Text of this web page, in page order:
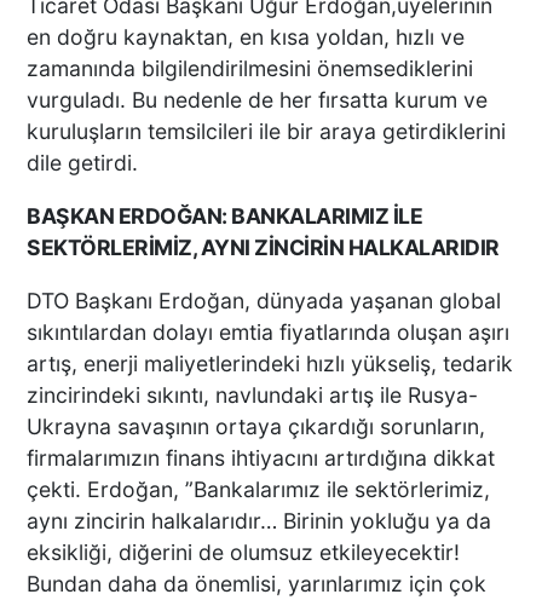
KEKİK ÜRETİCİLERİNİN
UMUDU ALTUNTAŞ
BAHARAT ŞENLİKTE DE
YANLARINDAYDI
İKİ KADINA KURŞUN
YAĞDIRAN ŞÜPHELİNİN
ÇIKTI
TÜRKİYE BU SÖZLERLE
YIKILDI: "BEBEĞİME SİPER
OLDU"
Acısı 10 Yıldır Dinmeyen
Anne: "Kızımı 'Barışacağız'
Diyerek Evden Götürdü"
Ticaret Odası Başkanı Uğur Erdoğan,üyelerinin
en doğru kaynaktan, en kısa yoldan, hızlı ve
zamanında bilgilendirilmesini önemsediklerini
vurguladı. Bu nedenle de her fırsatta kurum ve
kuruluşların temsilcileri ile bir araya getirdiklerini
dile getirdi.
BAŞKAN ERDOĞAN: BANKALARIMIZ İLE
SEKTÖRLERİMİZ, AYNI ZİNCİRİN HALKALARIDIR
DTO Başkanı Erdoğan, dünyada yaşanan global
sıkıntılardan dolayı emtia fiyatlarında oluşan aşırı
artış, enerji maliyetlerindeki hızlı yükseliş, tedarik
zincirindeki sıkıntı, navlundaki artış ile Rusya-
Ukrayna savaşının ortaya çıkardığı sorunların,
firmalarımızın finans ihtiyacını artırdığına dikkat
çekti. Erdoğan, ”Bankalarımız ile sektörlerimiz,
aynı zincirin halkalarıdır… Birinin yokluğu ya da
eksikliği, diğerini de olumsuz etkileyecektir!
Bundan daha da önemlisi, yarınlarımız için çok